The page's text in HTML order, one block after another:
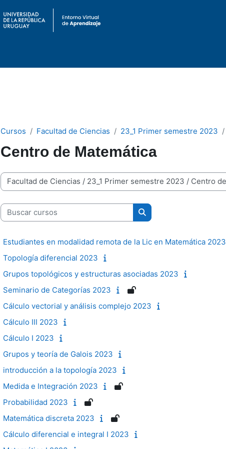
Cursos Facultad de Ciencias 23_1 Primer semestre 2023
Centro de Matemática
Categorias de Cursos
Buscar cursos
Buscar cursos
Estudiantes en modalidad remota de la Lic en Matemática 2023
Topología diferencial 2023
Grupos topológicos y estructuras asociadas 2023
Seminario de Categorías 2023
Cálculo vectorial y análisis complejo 2023
Cálculo III 2023
Cálculo I 2023
Grupos y teoría de Galois 2023
introducción a la topología 2023
Medida e Integración 2023
Probabilidad 2023
Matemática discreta 2023
Cálculo diferencial e integral I 2023